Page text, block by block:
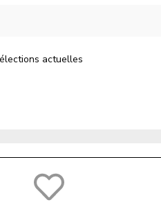
actuelles